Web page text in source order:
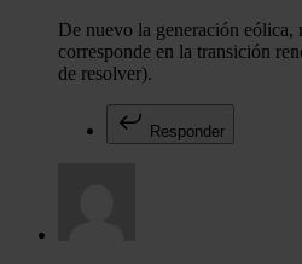
De nuevo la generación eólica,
corresponde en la transición
de resolver).
Responder